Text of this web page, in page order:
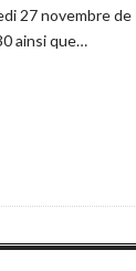
27 novembre
ainsi que…